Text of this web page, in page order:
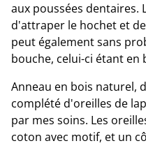
aux poussées dentaires.
d'attraper le hochet et
peut également sans
bouche, celui-ci étant en
Anneau en bois naturel,
complété d'oreilles de
par mes soins. Les
coton avec motif, et un